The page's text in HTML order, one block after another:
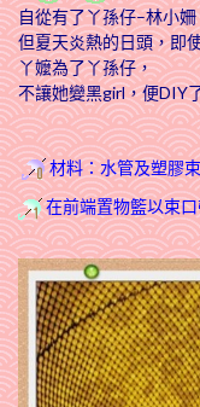
自從有了丫孫仔–林小
但夏天炎熱的日頭，即
丫嬤為了丫孫仔，
不讓她變黑girl，便DIY
材料：水管及塑膠
在前端置物籃以束